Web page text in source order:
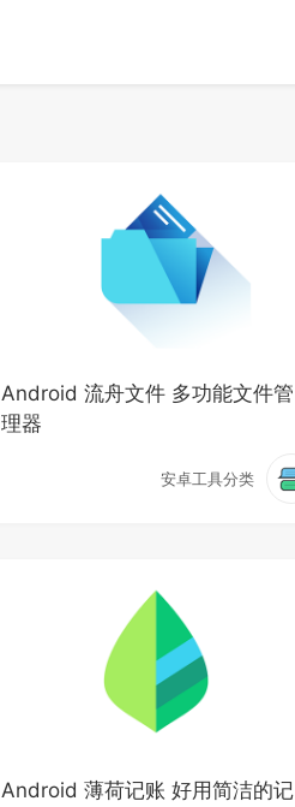
Android 流舟文件 多功能文件管
理器
安卓工具分类
Android 薄荷记账 好用简洁的记